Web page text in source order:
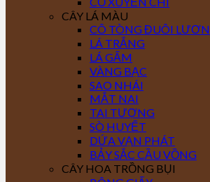
CÂY LÁ MÀU
CÔ TÒNG ĐUÔI LƯƠN
LÁ TRẮNG
LÁ GẤM
VÀNG BẠC
SAO NHÁI
MẮT NAI
TAI TƯỢNG
SÒ HUYẾT
DỨA VẠN PHÁT
BẢY SẮC CẦU VỒNG
CÂY HOA TRỒNG BỤI